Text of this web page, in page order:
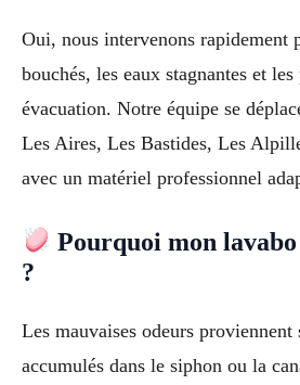
Oui, nous intervenons rapidement
bouchés, les eaux stagnantes et
évacuation. Notre équipe se
Les Aires, Les Bastides, Les
avec un matériel professionnel
Pourquoi mon
?
Les mauvaises odeurs proviennent
accumulés dans le siphon ou la